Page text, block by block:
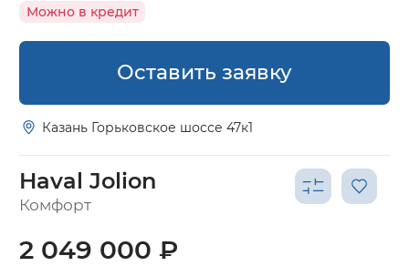
Можно в кредит
Оставить заявку
Казань Горьковское шоссе 47к1
Haval Jolion
Комфорт
2 049 000 ₽